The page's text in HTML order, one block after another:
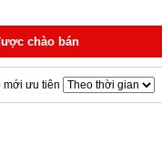
chào bán
mới ưu tiên